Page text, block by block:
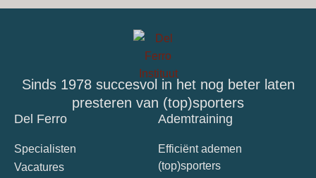
Sinds 1978 succesvol in het nog beter laten
presteren van (top)sporters
Del Ferro
Specialisten
Vacatures
Ademtraining
Efficiënt ademen
(top)sporters